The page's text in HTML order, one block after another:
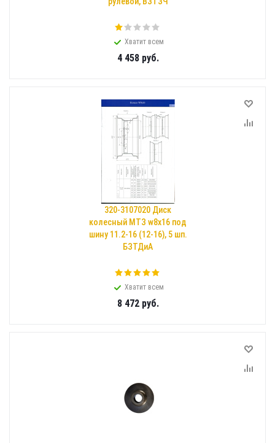
Хватит всем
4 458руб.
320-3107020 Диск
колесный МТЗ w8х16 под
шину 11.2-16 (12-16), 5 шп.
БЗТДиА
Хватит всем
8 472руб.